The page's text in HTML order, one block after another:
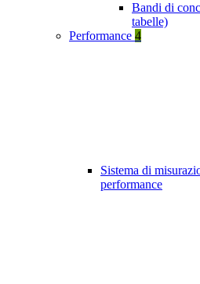
Bandi di
tabelle)
Performance 4
Sistema di
performance